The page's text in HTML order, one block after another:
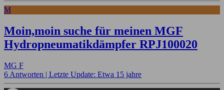
M
Moin,moin suche für meinen MGF
Hydropneumatikdämpfer RPJ100020
MG F
6 Antworten | Letzte Update: Etwa 15 jahre